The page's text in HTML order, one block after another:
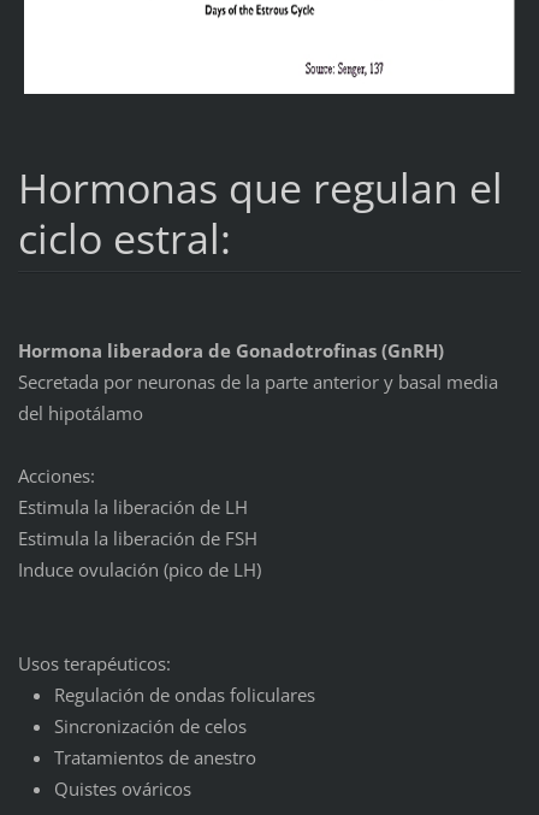
Hormonas que regulan el
ciclo estral:
Hormona liberadora de Gonadotrofinas (GnRH)
Secretada por neuronas de la parte anterior y basal media
del hipotálamo
Acciones:
Estimula la liberación de LH
Estimula la liberación de FSH
Induce ovulación (pico de LH)
Usos terapéuticos:
Regulación de ondas foliculares
Sincronización de celos
Tratamientos de anestro
Quistes ováricos